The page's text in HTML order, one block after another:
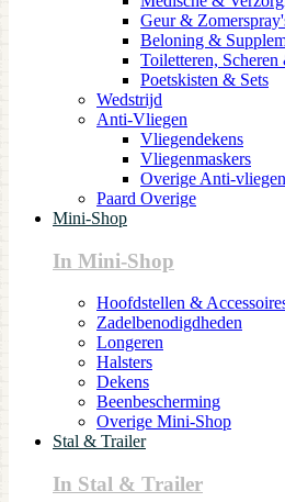
Geur &
Beloning &
Toiletteren,
Poetskisten & Sets
Wedstrijd
Anti-Vliegen
Vliegendekens
Vliegenmaskers
Overige Anti-vliegen
Paard Overige
Mini-Shop
In Mini-Shop
Hoofdstellen &
Zadelbenodigdheden
Longeren
Halsters
Dekens
Beenbescherming
Overige Mini-Shop
Stal & Trailer
In Stal & Trailer